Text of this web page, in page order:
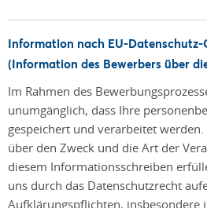
Information nach EU-
(Information des Bewerbers über
Im Rahmen des
unumgänglich, dass Ihre
gespeichert und verarbeitet
über den Zweck und die Art der
diesem Informationsschreiben
uns durch das Datenschutzrecht
Aufklärungspflichten, insbesondere